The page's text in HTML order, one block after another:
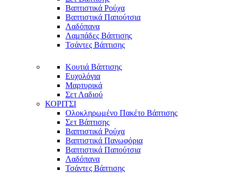
Βαπτιστικά Ρούχα
Βαπτιστικά Παπούτσια
Λαδόπανα
Λαμπάδες Βάπτισης
Τσάντες Βάπτισης
Κουτιά Βάπτισης
Ευχολόγια
Μαρτυρικά
Σετ Λαδιού
ΚΟΡΙΤΣΙ
Ολοκληρωμένο Πακέτο Βάπτισης
Σετ Βάπτισης
Βαπτιστικά Ρούχα
Βαπτιστικά Πανωφόρια
Βαπτιστικά Παπούτσια
Λαδόπανα
Τσάντες Βάπτισης